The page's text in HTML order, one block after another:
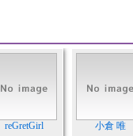
reGretGirl 小倉 唯